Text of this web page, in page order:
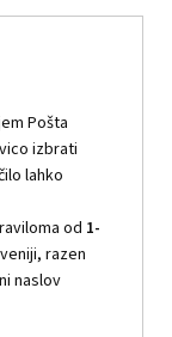
Pošta
izbrati
lahko
od 1-
razen
naslov